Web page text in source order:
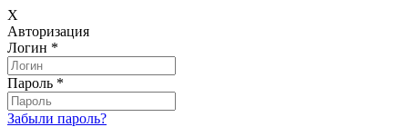
X
Авторизация
Логин *
Пароль *
Забыли пароль?